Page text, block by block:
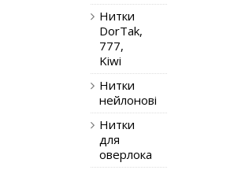
Нитки
DorTak,
777,
Kiwi
Нитки
нейлонові
Нитки
для
оверлока